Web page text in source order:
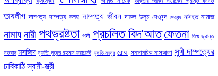
তাবলীগ দাম্পত্য দাম্পত্য কলহ দাম্পত্য জীবন দারুল উলুম দেওবন্দ দেওবন্দ নসিহত নামাজ
নামায নারী পথভ্রষ্টতা পর্দা প্রচলিত বিদ‘আত ফেতনা বিয়ে ভ্রান্ত
মতবাদ মসজিদ মুফতি লুৎফুর রহমান ফরায়েজী মুফতি মনসুর রোযা সমসাময়িক মাসআলা সুখী দাম্পত্যের
চাবিকাঠি স্বামী-স্ত্রী